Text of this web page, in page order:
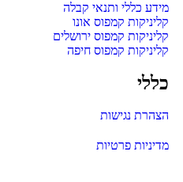
מידע כללי ותנאי קבלה
קליניקות קמפוס אונו
קליניקות קמפוס ירושלים
קליניקות קמפוס חיפה
כללי
הצהרת נגישות
מדיניות פרטיות